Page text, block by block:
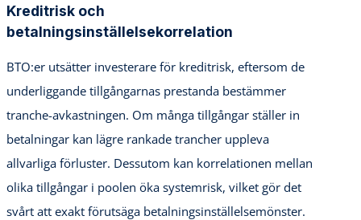
Kreditrisk och
betalningsinställelsekorrelation
BTO:er utsätter investerare för kreditrisk, eftersom de
underliggande tillgångarnas prestanda bestämmer
tranche-avkastningen. Om många tillgångar ställer in
betalningar kan lägre rankade trancher uppleva
allvarliga förluster. Dessutom kan korrelationen mellan
olika tillgångar i poolen öka systemrisk, vilket gör det
svårt att exakt förutsäga betalningsinställelsemönster.